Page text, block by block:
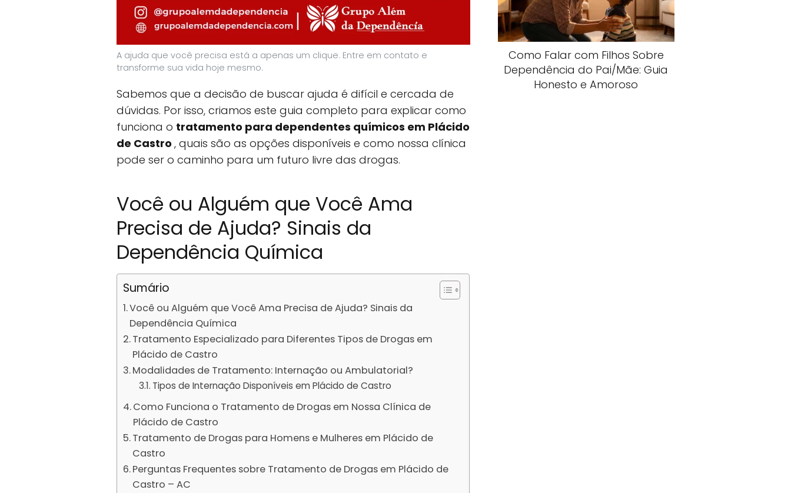
A ajuda que você precisa está a apenas um clique. Entre em contato e
transforme sua vida hoje mesmo.
Sabemos que a decisão de buscar ajuda é difícil e cercada de
dúvidas. Por isso, criamos este guia completo para explicar como
funciona o tratamento para dependentes químicos em Plácido
de Castro , quais são as opções disponíveis e como nossa clínica
pode ser o caminho para um futuro livre das drogas.
Você ou Alguém que Você Ama
Precisa de Ajuda? Sinais da
Dependência Química
Sumário
Você ou Alguém que Você Ama Precisa de Ajuda? Sinais da
Dependência Química
Tratamento Especializado para Diferentes Tipos de Drogas em
Plácido de Castro
Modalidades de Tratamento: Internação ou Ambulatorial?
Tipos de Internação Disponíveis em Plácido de Castro
Como Funciona o Tratamento de Drogas em Nossa Clínica de
Plácido de Castro
Tratamento de Drogas para Homens e Mulheres em Plácido de
Castro
Perguntas Frequentes sobre Tratamento de Drogas em Plácido de
Castro – AC
Como Falar com Filhos Sobre
Dependência do Pai/Mãe: Guia
Honesto e Amoroso